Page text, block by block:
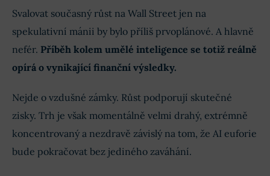
Svalovat současný růst na Wall Street jen na
spekulativní mánii by bylo příliš prvoplánové. A hlavně
nefér. Příběh kolem umělé inteligence se totiž reálně
opírá o vynikající finanční výsledky.
Nejde o vzdušné zámky. Růst podporují skutečné
zisky. Trh je však momentálně velmi drahý, extrémně
koncentrovaný a nezdravě závislý na tom, že AI euforie
bude pokračovat bez jediného zaváhání.